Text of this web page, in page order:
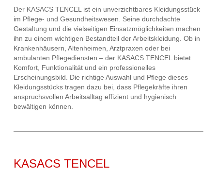
Der KASACS TENCEL ist ein unverzichtbares Kleidungsstück
im Pflege- und Gesundheitswesen. Seine durchdachte
Gestaltung und die vielseitigen Einsatzmöglichkeiten machen
ihn zu einem wichtigen Bestandteil der Arbeitskleidung. Ob in
Krankenhäusern, Altenheimen, Arztpraxen oder bei
ambulanten Pflegediensten – der KASACS TENCEL bietet
Komfort, Funktionalität und ein professionelles
Erscheinungsbild. Die richtige Auswahl und Pflege dieses
Kleidungsstücks tragen dazu bei, dass Pflegekräfte ihren
anspruchsvollen Arbeitsalltag effizient und hygienisch
bewältigen können.
KASACS TENCEL